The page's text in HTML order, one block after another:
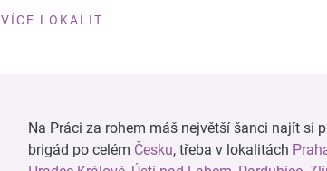
VÍCE LOKALIT
Na Práci za rohem máš největší šanci najít si
brigád po celém Česku, třeba v lokalitách